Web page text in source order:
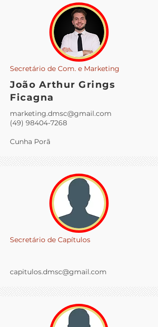
Secretário de Com. e Marketing
João Arthur Grings
Ficagna
marketing.dmsc@gmail.com
(49) 98404-7268
Cunha Porã
Secretário de Capítulos
capitulos.dmsc@gmail.com